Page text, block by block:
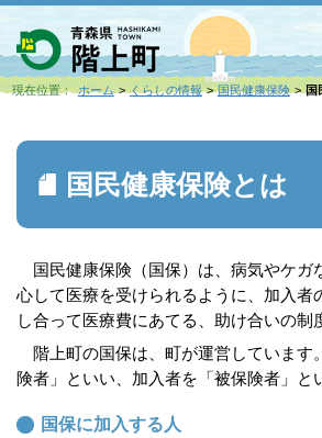
現在位置： ホーム くらしの情報 国民健康保険 国
国民健康保険とは
国民健康保険（国保）は、病気やケガ
心して医療を受けられるように、加入者
し合って医療費にあてる、助け合いの制
階上町の国保は、町が運営しています
険者」といい、加入者を「被保険者」と
国保に加入する人